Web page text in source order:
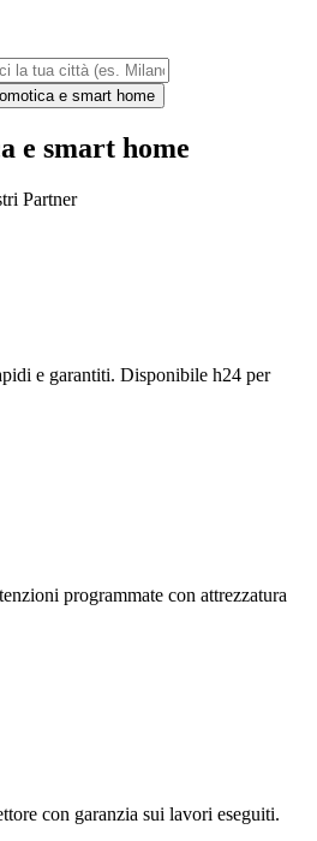
Domotica e smart home
e smart home
Partner
e garantiti. Disponibile h24 per
programmate con attrezzatura
con garanzia sui lavori eseguiti.